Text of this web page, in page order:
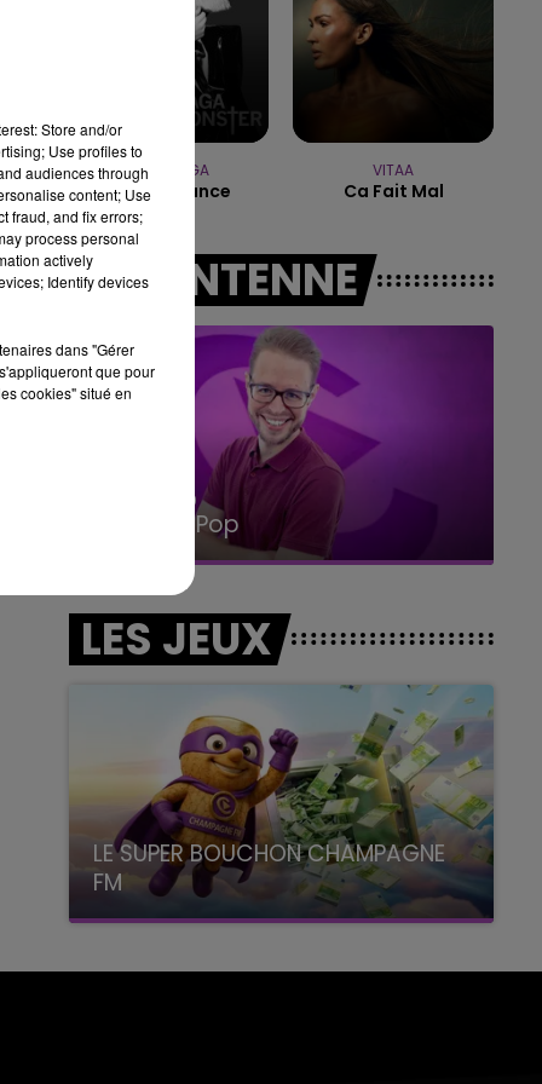
14h00 - 15h00
LA RADIO POP
LADY GAGA
Bad Romance
VITAA
Ca Fait Mal
A L'ANTENNE
15h00 - 19h00
Le Club Champagne FM
LES JEUX
LE SUPER BOUCHON CHAMPAGNE
FM
avec La Famille Champagne FM, à 8H10
Store and/or
Use profiles to
audiences through
content; Use
fraud, and fix errors;
process personal
actively
Identify devices
dans "Gérer
que pour
cookies" situé en